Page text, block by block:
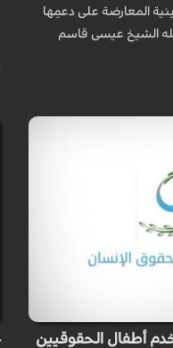
المعارضة على دعمِها
الشيخ عيسى قاسم
أطفال الحقوقيين